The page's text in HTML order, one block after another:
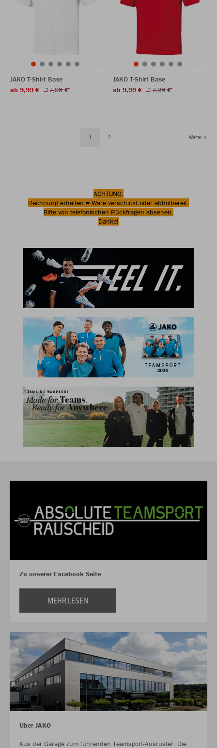
JAKO T-Shirt Base
ab 9,99 €
17,99 €
JAKO T-Shirt Base
ab 9,99 €
17,99 €
1 2 Weiter
ACHTUNG:
Rechnung erhalten = Ware verschickt oder abholbereit.
Bitte von telefonischen Rückfragen absehen.
Danke!
Zu unserer Facebook Seite
MEHR LESEN
Über JAKO
Aus der Garage zum führenden Teamsport-Ausrüster. Die